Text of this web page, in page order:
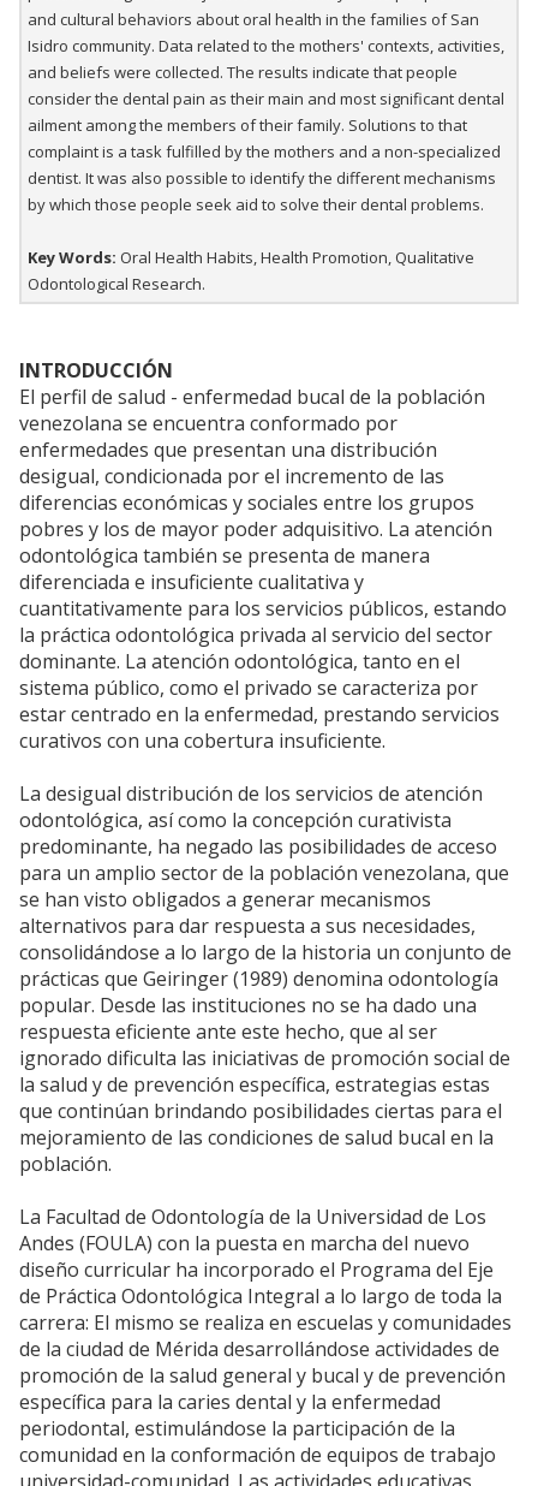
and cultural behaviors about oral health in the families of San
Isidro community. Data related to the mothers' contexts, activities,
and beliefs were collected. The results indicate that people
consider the dental pain as their main and most significant dental
ailment among the members of their family. Solutions to that
complaint is a task fulfilled by the mothers and a non-specialized
dentist. It was also possible to identify the different mechanisms
by which those people seek aid to solve their dental problems.
Key Words: Oral Health Habits, Health Promotion, Qualitative
Odontological Research.
INTRODUCCIÓN
El perfil de salud - enfermedad bucal de la población
venezolana se encuentra conformado por
enfermedades que presentan una distribución
desigual, condicionada por el incremento de las
diferencias económicas y sociales entre los grupos
pobres y los de mayor poder adquisitivo. La atención
odontológica también se presenta de manera
diferenciada e insuficiente cualitativa y
cuantitativamente para los servicios públicos, estando
la práctica odontológica privada al servicio del sector
dominante. La atención odontológica, tanto en el
sistema público, como el privado se caracteriza por
estar centrado en la enfermedad, prestando servicios
curativos con una cobertura insuficiente.
La desigual distribución de los servicios de atención
odontológica, así como la concepción curativista
predominante, ha negado las posibilidades de acceso
para un amplio sector de la población venezolana, que
se han visto obligados a generar mecanismos
alternativos para dar respuesta a sus necesidades,
consolidándose a lo largo de la historia un conjunto de
prácticas que Geiringer (1989) denomina odontología
popular. Desde las instituciones no se ha dado una
respuesta eficiente ante este hecho, que al ser
ignorado dificulta las iniciativas de promoción social de
la salud y de prevención específica, estrategias estas
que continúan brindando posibilidades ciertas para el
mejoramiento de las condiciones de salud bucal en la
población.
La Facultad de Odontología de la Universidad de Los
Andes (FOULA) con la puesta en marcha del nuevo
diseño curricular ha incorporado el Programa del Eje
de Práctica Odontológica Integral a lo largo de toda la
carrera: El mismo se realiza en escuelas y comunidades
de la ciudad de Mérida desarrollándose actividades de
promoción de la salud general y bucal y de prevención
específica para la caries dental y la enfermedad
periodontal, estimulándose la participación de la
comunidad en la conformación de equipos de trabajo